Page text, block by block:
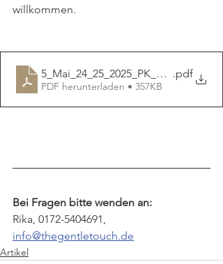
willkommen.
.pdf
PDF herunterladen • 357KB
Bei Fragen bitte wenden an:
Rika, 0172-5404691,
info@thegentletouch.de
Artikel